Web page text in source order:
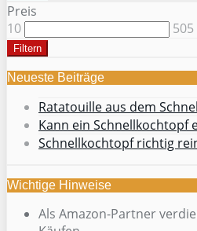
Preis
10
505
Filtern
Neueste Beiträge
Ratatouille aus dem
Kann ein Schnellkochtopf
Schnellkochtopf richtig
Wichtige Hinweise
Als Amazon-Partner